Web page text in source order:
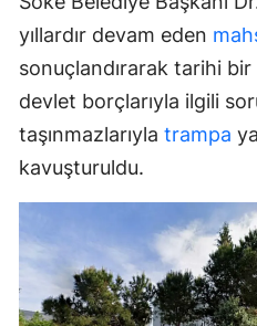
yıllardır devam eden
sonuçlandırarak tarihi bir
devlet borçlarıyla ilgili
taşınmazlarıyla trampa
kavuşturuldu.